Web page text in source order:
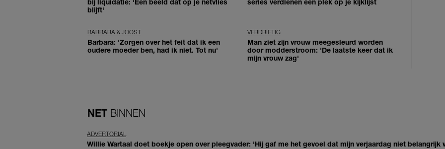
bij liquidatie: 'Een beeld dat op je netvlies
blijft'
series verdienen een plek op je kijklijst
BARBARA & JOOST
Barbara: 'Zorgen over het feit dat ik een
oudere moeder ben, had ik niet. Tot nu'
VERDRIETIG
Man ziet zijn vrouw meegesleurd worden
door modderstroom: 'De laatste keer dat ik
mijn vrouw zag'
NET BINNEN
ADVERTORIAL
Willie Wartaal doet boekje open over pleegvader: 'Hij gaf me het gevoel dat mijn verjaardag niet belangrijk